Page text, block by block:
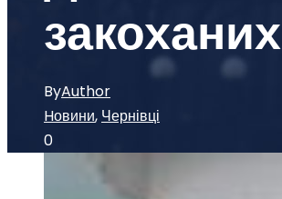
закоханих
ByAuthor
Hовини, Чернівці
0